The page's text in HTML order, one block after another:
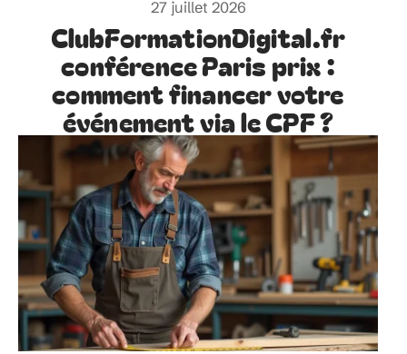
27 juillet 2026
ClubFormationDigital.fr
conférence Paris prix :
comment financer votre
événement via le CPF ?